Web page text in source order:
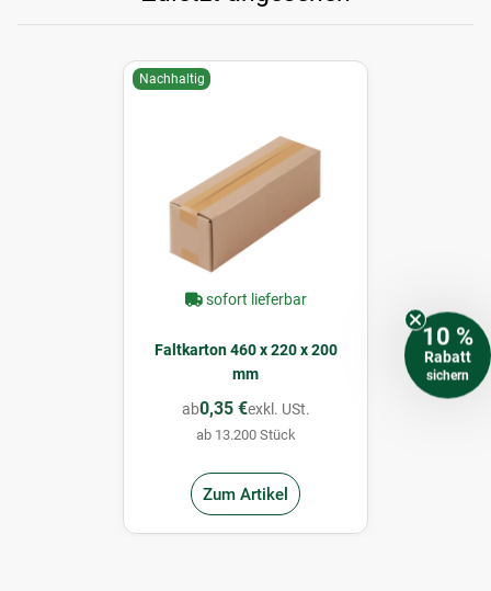
Nachhaltig
sofort lieferbar
Faltkarton 460 x 220 x 200
mm
ab0,35 €exkl. USt.
ab 13.200 Stück
Zum Artikel
10 %
Rabatt
sichern